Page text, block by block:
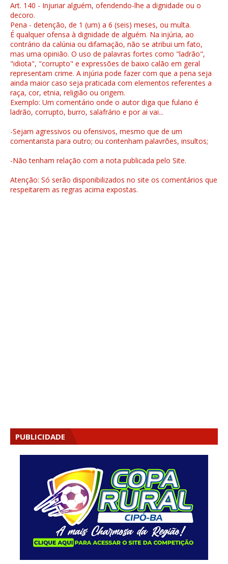
Art. 140 - Injuriar alguém, ofendendo-lhe a dignidade ou o
decoro.
Pena - detenção, de 1 (um) a 6 (seis) meses, ou multa.
É qualquer ofensa à dignidade de alguém. Na injúria, ao
contrário da calúnia ou difamação, não se atribui um fato,
mas uma opinião. O uso de palavras fortes como "ladrão",
"idiota", "corrupto" e expressões de baixo calão em geral
representam crime. A injúria pode fazer com que a pena seja
ainda maior caso seja praticada com elementos referentes a
raça, cor, etnia, religião ou origem.
Exemplo: Um comentário onde o autor diga que fulano é
ladrão, corrupto, burro, salafrário e por ai vai...
-Sejam agressivos ou ofensivos, mesmo que de um
comentarista para outro; ou contenham palavrões, insultos;
-Não tenham relação com a nota publicada pelo Site.
Atenção: Só serão disponibilizados no site os comentários que
respeitarem as regras acima expostas.
PUBLICIDADE